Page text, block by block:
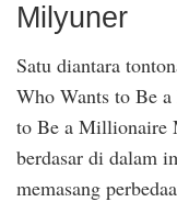
Milyuner
Satu diantara
Who Wants to Be
to Be a Millionaire
berdasar di dalam
memasang